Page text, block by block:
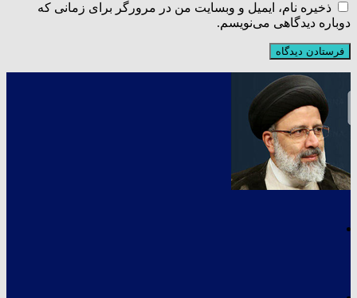
ذخیره نام، ایمیل و وبسایت من در مرورگر برای زمانی که
دوباره دیدگاهی می‌نویسم.